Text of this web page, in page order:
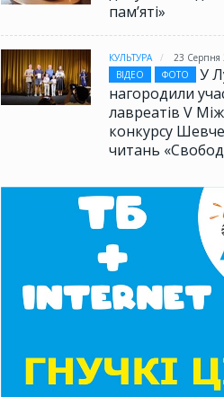
памʼяті»
КУЛЬТУРА
23 Серпня
ВІДЕО
ФОТО
У
нагородили
лавреатів V
конкурсу
читань